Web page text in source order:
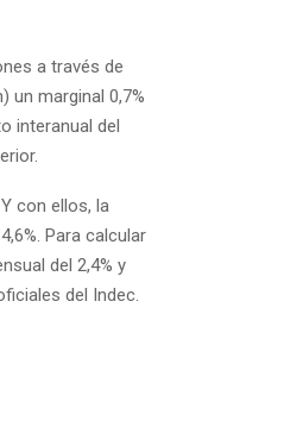
a través de
un marginal 0,7%
interanual del
con ellos, la
Para calcular
del 2,4% y
del Indec.